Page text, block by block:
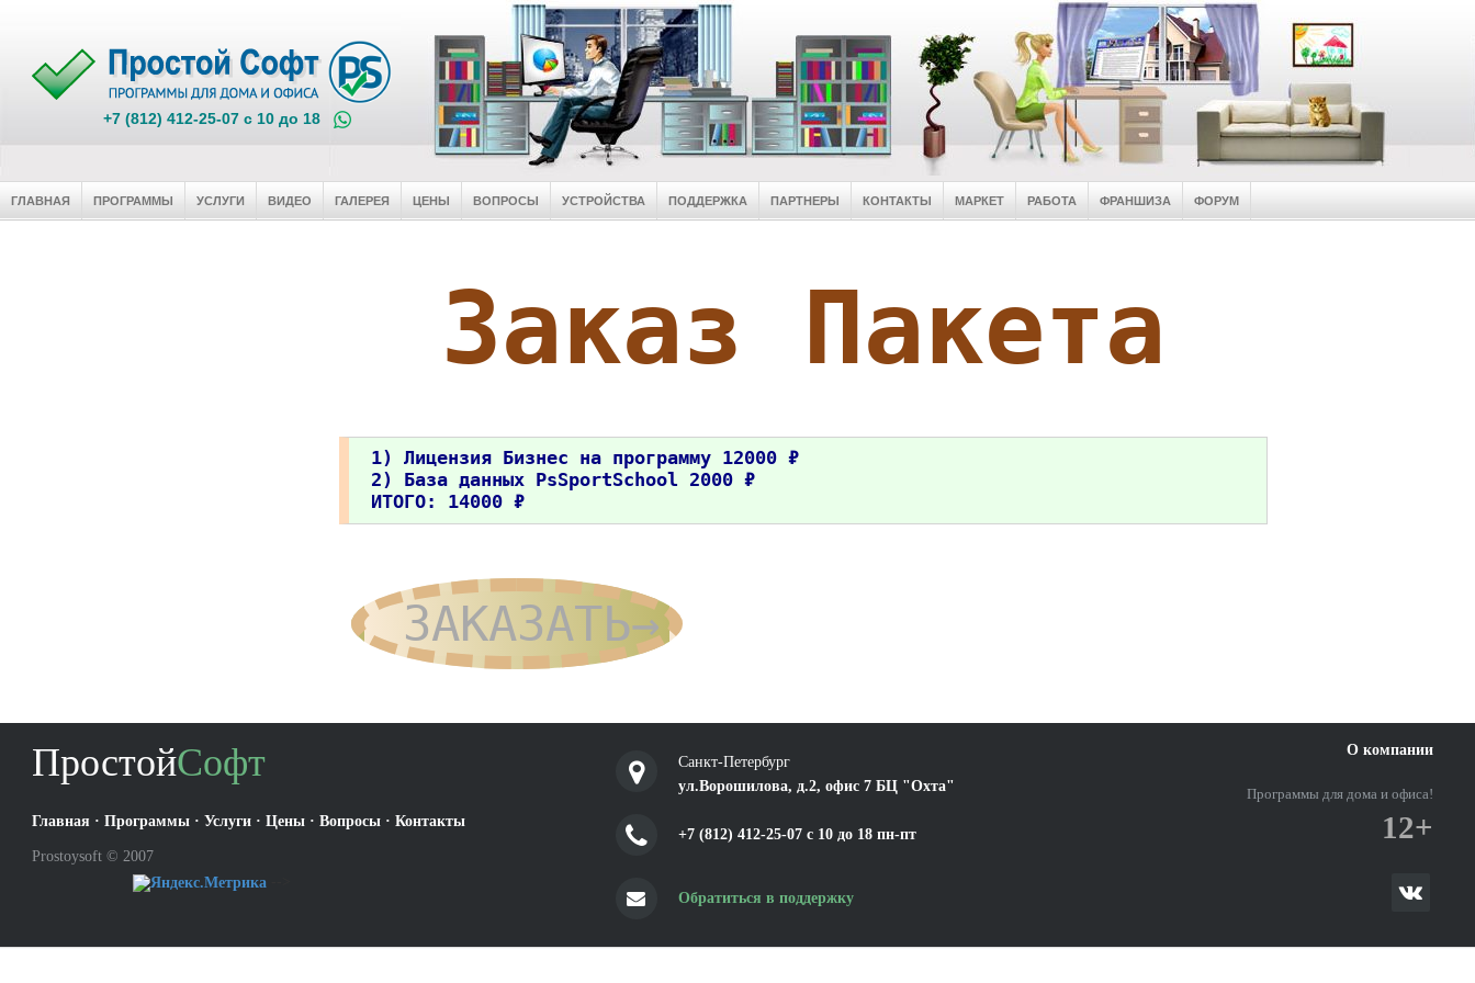
+7 (812) 412-25-07 c 10 до 18
ГЛАВНАЯ ПРОГРАММЫ УСЛУГИ ВИДЕО ГАЛЕРЕЯ ЦЕНЫ ВОПРОСЫ УСТРОЙСТВА ПОДДЕРЖКА ПАРТНЕРЫ КОНТАКТЫ МАРКЕТ РАБОТА ФРАНШИЗА ФОРУМ
Заказ Пакета
1) Лицензия Бизнес на программу 12000 ₽
2) База данных PsSportSchool 2000 ₽
ИТОГО: 14000 ₽
ЗАКАЗАТЬ→
ПростойСофт
Главная · Программы · Услуги · Цены · Вопросы · Контакты
Prostoysoft © 2007
Санкт-Петербург
ул.Ворошилова, д.2, офис 7 БЦ "Охта"
+7 (812) 412-25-07 c 10 до 18 пн-пт
Обратиться в поддержку
О компании
Программы для дома и офиса!
12+